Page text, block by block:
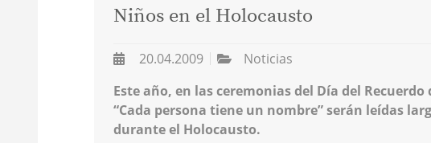
Niños en el Holocausto
20.04.2009
Noticias
Este año, en las ceremonias del Día del
“Cada persona tiene un nombre” serán leídas
durante el Holocausto.